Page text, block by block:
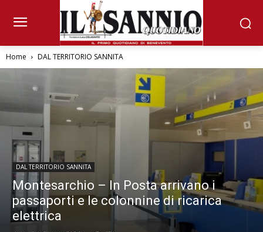
Home DAL TERRITORIO SANNITA
DAL TERRITORIO SANNITA
Montesarchio – In Posta arrivano i
passaporti e le colonnine di ricarica
elettrica